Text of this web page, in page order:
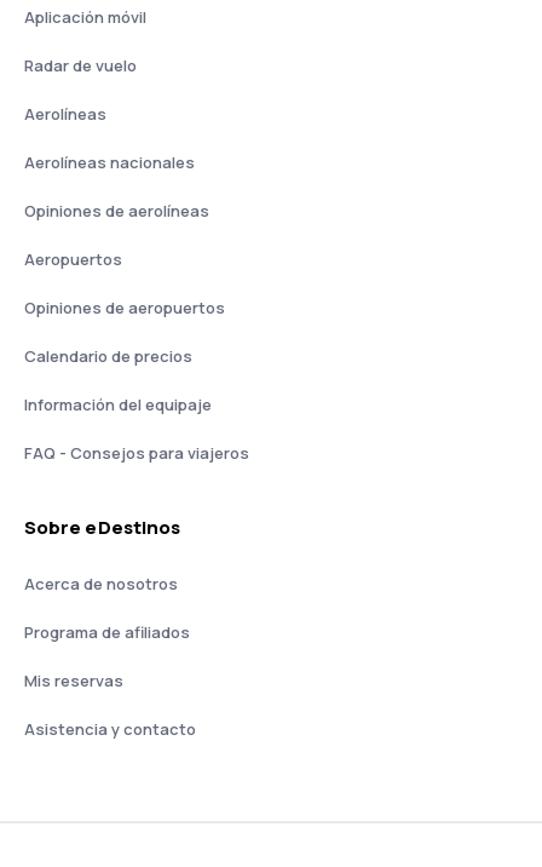
Aplicación móvil
Radar de vuelo
Aerolíneas
Aerolíneas nacionales
Opiniones de aerolíneas
Aeropuertos
Opiniones de aeropuertos
Calendario de precios
Información del equipaje
FAQ - Consejos para viajeros
Sobre eDestinos
Acerca de nosotros
Programa de afiliados
Mis reservas
Asistencia y contacto